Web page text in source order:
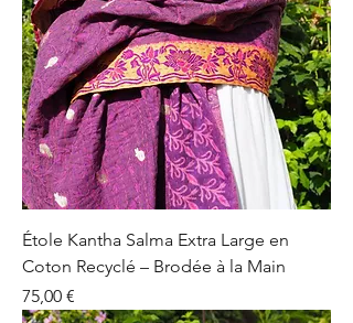
Étole Kantha Salma Extra Large en
Coton Recyclé – Brodée à la Main
Prix
75,00 €